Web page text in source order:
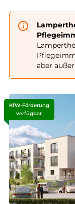
aber
KfW-Förderung
verfügbar